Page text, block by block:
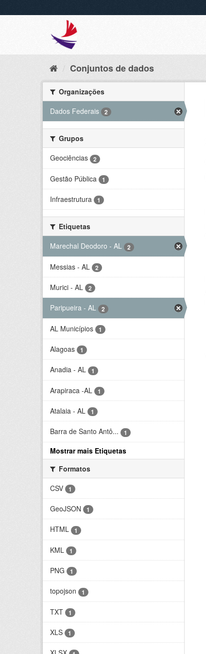
Conjuntos de dados
Organizações
Dados Federais
2
Grupos
Geociências
2
Gestão Pública 1
Infraestrutura 1
Etiquetas
Marechal Deodoro - AL
2
Messias - AL 2
Murici - AL 2
Paripueira - AL 2
AL Municípios 1
Alagoas 1
Anadia - AL 1
Arapiraca -AL 1
Atalaia - AL 1
Barra de Santo Antô... 1
Mostrar mais Etiquetas
Formatos
CSV
1
GeoJSON 1
HTML 1
KML 1
PNG 1
topojson 1
TXT 1
XLS 1